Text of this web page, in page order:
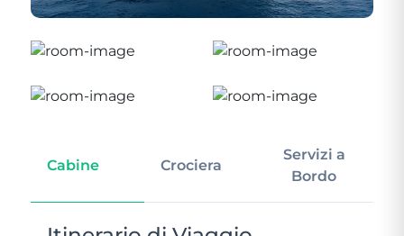
Cabine Crociera
Servizi a
Bordo